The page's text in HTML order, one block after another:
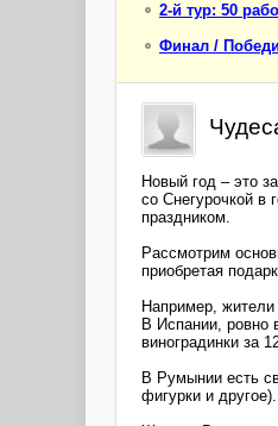
2-й тур: 50
Финал /
Новый год – это
со Снегурочкой в
праздником.
Рассмотрим
приобретая
Например, жители
В Испании, ровно
виноградинки за
В Румынии есть
фигурки и другое).